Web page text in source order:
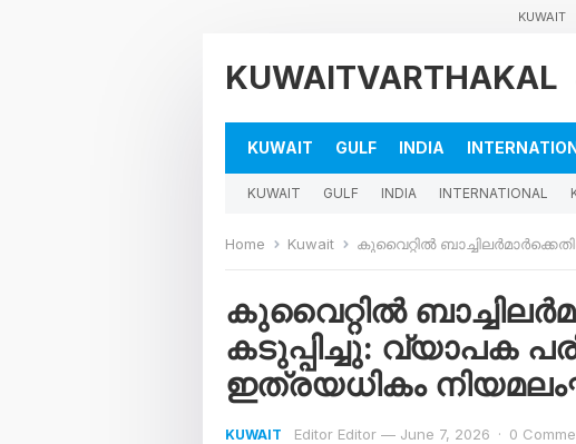
KUWAIT
KUWAITVARTHAKAL
KUWAIT GULF INDIA
KUWAIT GULF INDIA INTERNATIONAL
Home Kuwait കുവൈറ്റിൽ ബാച്ചിലർമാർക്കെതിരെ നടപടി
കുവൈറ്റിൽ
കടുപ്പിച്ചു: വ്യാപക
ഇത്രയധികം
KUWAIT Editor Editor — June 7, 2026 · 0